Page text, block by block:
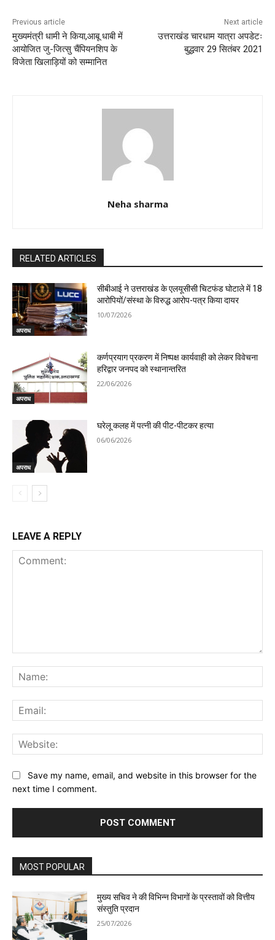
k
Previous article
मुख्यमंत्री धामी ने किया,आबू धाबी में
आयोजित जु-जित्सु चैंपियनशिप के
विजेता खिलाड़ियों को सम्मानित
Next article
उत्तराखंड चारधाम यात्रा अपडेटः
बुद्धवार 29 सितंबर 2021
Neha sharma
RELATED ARTICLES
अपराध
सीबीआई ने उत्तराखंड के एलयूसीसी चिटफंड घोटाले में 18
आरोपियों/संस्था के विरुद्ध आरोप-पत्र किया दायर
10/07/2026
अपराध
कर्णप्रयाग प्रकरण में निष्पक्ष कार्यवाही को लेकर विवेचना
हरिद्वार जनपद को स्थानान्तरित
22/06/2026
अपराध
घरेलू कलह में पत्नी की पीट-पीटकर हत्या
06/06/2026
LEAVE A REPLY
Save my name, email, and website in this browser for the
next time I comment.
MOST POPULAR
मुख्य सचिव ने की विभिन्न विभागों के प्रस्तावों को वित्तीय
संस्तुति प्रदान
25/07/2026